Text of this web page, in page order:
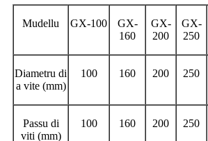
Mudellu GX-100
GX-
160
GX-
200
GX-
250
Diametru di
a vite (mm)
100 160 200 250
Passu di
viti (mm)
100 160 200 250